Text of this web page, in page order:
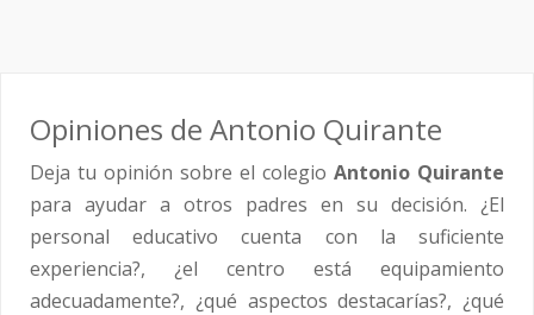
Opiniones de Antonio Quirante
Deja tu opinión sobre el colegio Antonio Quirante
para ayudar a otros padres en su decisión. ¿El
personal educativo cuenta con la suficiente
experiencia?, ¿el centro está equipamiento
adecuadamente?, ¿qué aspectos destacarías?, ¿qué